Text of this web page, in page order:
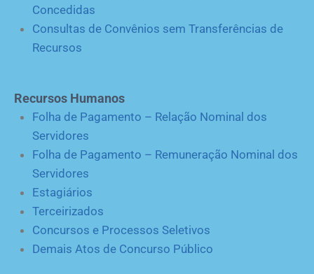
Concedidas
Consultas de Convênios sem Transferências de
Recursos
Recursos Humanos
Folha de Pagamento – Relação Nominal dos
Servidores
Folha de Pagamento – Remuneração Nominal dos
Servidores
Estagiários
Terceirizados
Concursos e Processos Seletivos
Demais Atos de Concurso Público